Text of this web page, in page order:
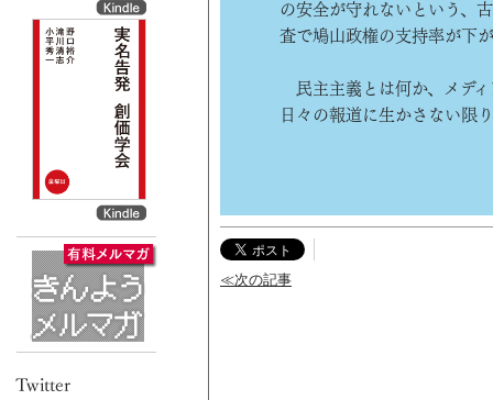
の安全が守れないという、
査で鳩山政権の支持率が下
民主主義とは何か、メディ
日々の報道に生かさない限
≪次の記事